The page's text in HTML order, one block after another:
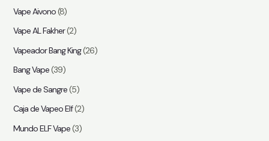
Vape Aivono(8)
Vape AL Fakher(2)
Vapeador Bang King(26)
Bang Vape(39)
Vape de Sangre(5)
Caja de Vapeo Elf(2)
Mundo ELF Vape(3)